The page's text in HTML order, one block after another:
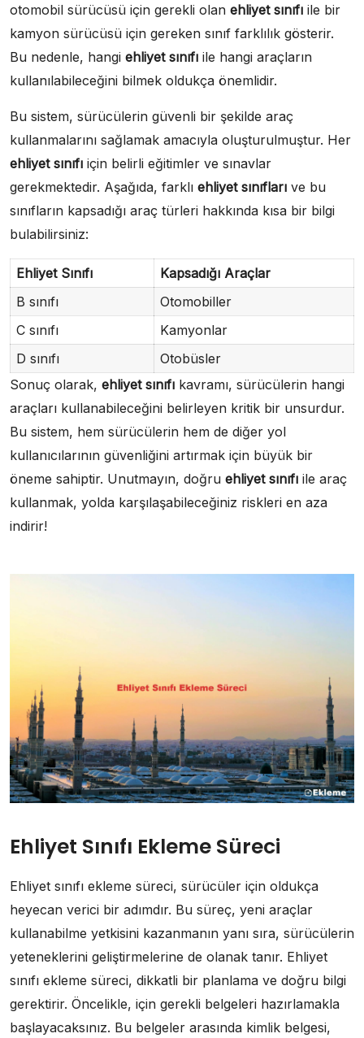
otomobil sürücüsü için gerekli olan ehliyet sınıfı ile bir
kamyon sürücüsü için gereken sınıf farklılık gösterir.
Bu nedenle, hangi ehliyet sınıfı ile hangi araçların
kullanılabileceğini bilmek oldukça önemlidir.
Bu sistem, sürücülerin güvenli bir şekilde araç
kullanmalarını sağlamak amacıyla oluşturulmuştur. Her
ehliyet sınıfı için belirli eğitimler ve sınavlar
gerekmektedir. Aşağıda, farklı ehliyet sınıfları ve bu
sınıfların kapsadığı araç türleri hakkında kısa bir bilgi
bulabilirsiniz:
Ehliyet Sınıfı
Kapsadığı Araçlar
B sınıfı
Otomobiller
C sınıfı
Kamyonlar
D sınıfı
Otobüsler
Sonuç olarak, ehliyet sınıfı kavramı, sürücülerin hangi
araçları kullanabileceğini belirleyen kritik bir unsurdur.
Bu sistem, hem sürücülerin hem de diğer yol
kullanıcılarının güvenliğini artırmak için büyük bir
öneme sahiptir. Unutmayın, doğru ehliyet sınıfı ile araç
kullanmak, yolda karşılaşabileceğiniz riskleri en aza
indirir!
Ehliyet Sınıfı Ekleme Süreci
Ehliyet sınıfı ekleme süreci, sürücüler için oldukça
heyecan verici bir adımdır. Bu süreç, yeni araçlar
kullanabilme yetkisini kazanmanın yanı sıra, sürücülerin
yeteneklerini geliştirmelerine de olanak tanır. Ehliyet
sınıfı ekleme süreci, dikkatli bir planlama ve doğru bilgi
gerektirir. Öncelikle, için gerekli belgeleri hazırlamakla
başlayacaksınız. Bu belgeler arasında kimlik belgesi,